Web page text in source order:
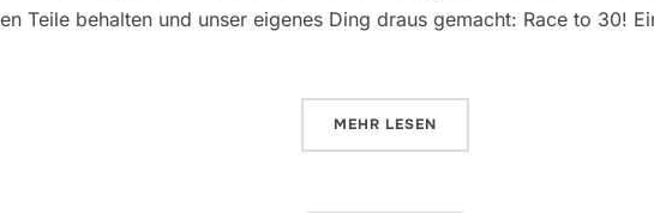
Teile behalten und unser eigenes Ding draus gemacht: Race to 30!
MEHR ÜBER „RACE TO 30! DAS
LESEN